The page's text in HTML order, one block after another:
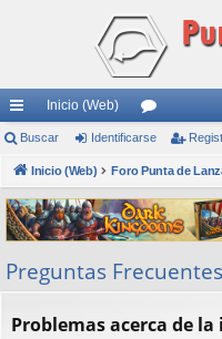
nl
ac
es
rá
pi
Inicio (Web)
or
os
Buscar Identificarse
Inicio (Web)
Preguntas Frecuentes
Problemas acerca de